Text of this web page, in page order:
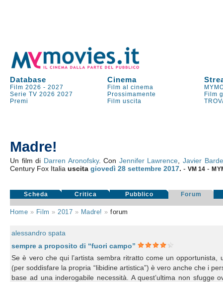
Database Cinema
Film 2026 -2027 Film al cinema
Serie TV 2026 2027 Prossimamente Film
Premi
Film uscita
Madre!
Un film di Darren Aronofsky. Con Jennifer Lawrence ,Javier
Century Fox Italiauscitagiovedì 28 settembre 2017.-VM 14 -
Scheda Critica Pubblico Forum
Home » Film » 2017 » Madre! »forum
alessandro spata
sempre a proposito di “fuori campo”
Se è vero che qui l’artista sembra ritratto come un
(per soddisfare la propria “libidine artistica”) è vero anche che i
base ad una inderogabile necessità. A quest’ultima non